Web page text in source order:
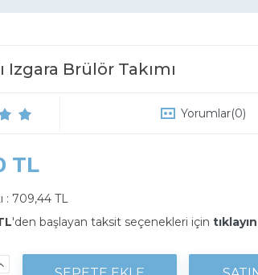
Izgara Brülör Takımı
Yorumlar(0)
TL
: 709,44 TL
'den başlayan taksit seçenekleri için